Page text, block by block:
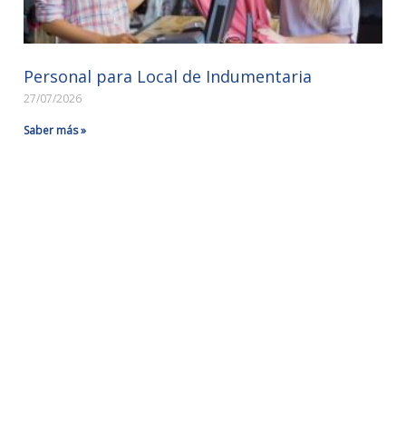
Personal para Local de Indumentaria
27/07/2026
Saber más »